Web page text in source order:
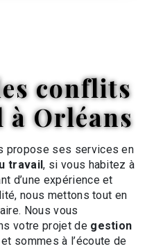
Orléans
propose ses services en
travail, si vous habitez à
d’une expérience et
nous mettons tout en
Nous vous
votre projet de gestion
et sommes à l’écoute de